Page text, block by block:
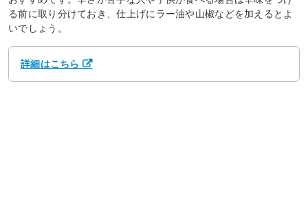
る前に取り分けておき、仕上げにラー油や山椒などを加えるとよ
いでしょう。
詳細はこちら